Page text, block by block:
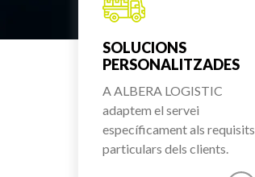
SOLUCIONS
PERSONALITZADES
A ALBERA LOGISTIC
adaptem el servei
específicament als requisits
particulars dels clients.